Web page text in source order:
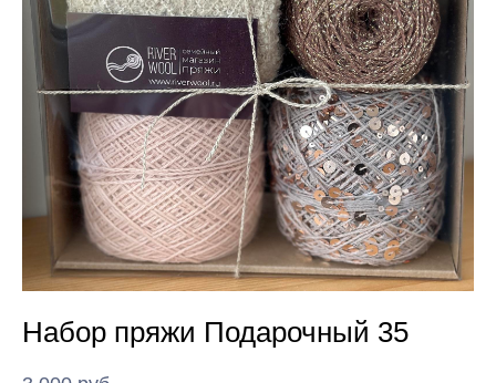
Набор пряжи Подарочный 35